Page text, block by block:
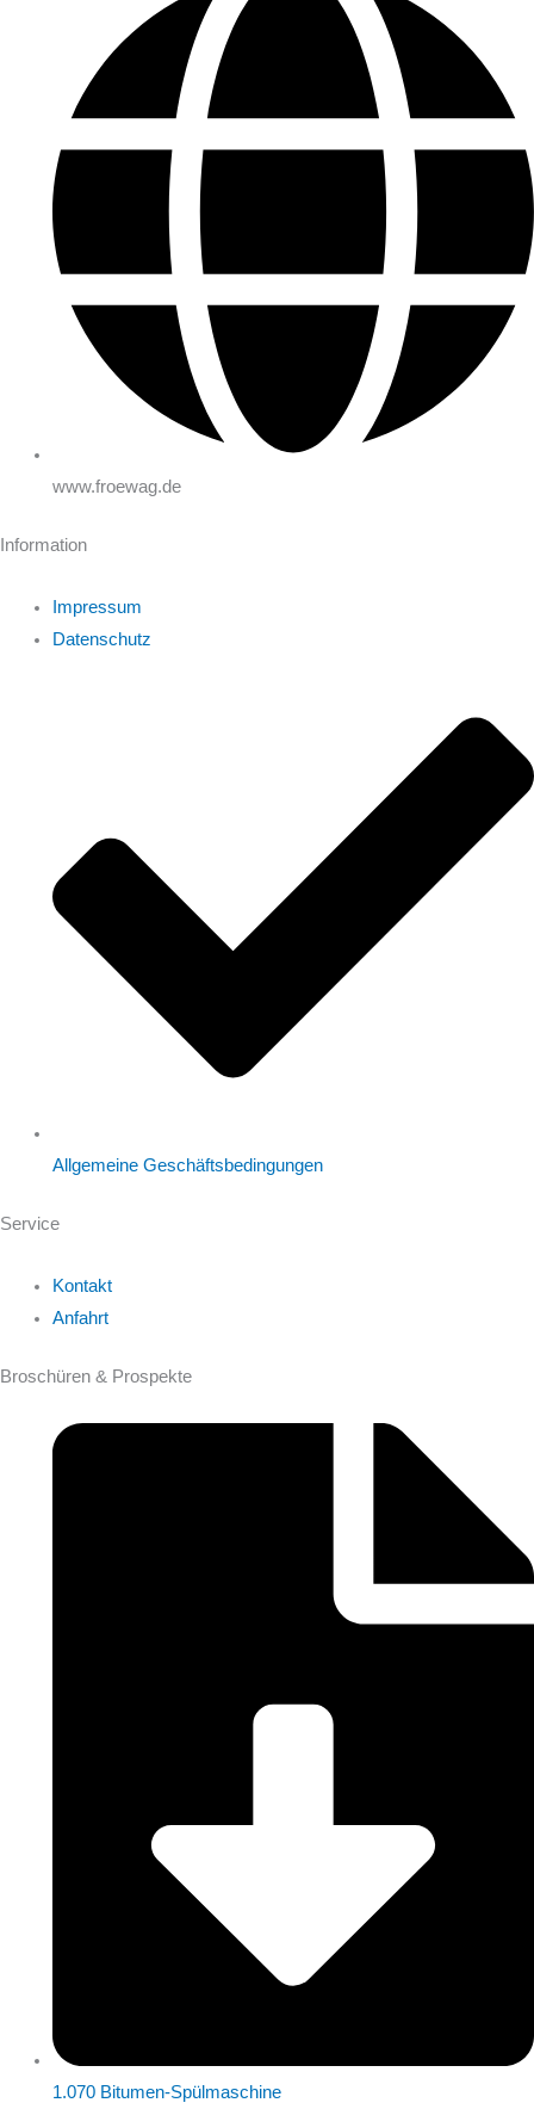
www.froewag.de
Information
Impressum
Datenschutz
Allgemeine Geschäftsbedingungen
Service
Kontakt
Anfahrt
Broschüren & Prospekte
1.070 Bitumen-Spülmaschine